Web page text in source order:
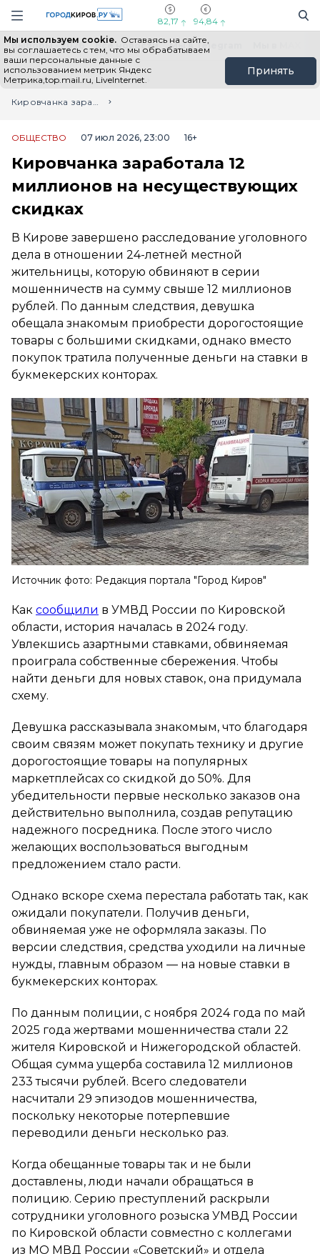
Навигация сайта
82,17 94,84
Мы используем cookie. Оставаясь на сайте,
вы соглашаетесь с тем, что мы обрабатываем
ваши персональные данные с
использованием метрик Яндекс
Метрика,top.mail.ru, LiveInternet.
Принять
Выборы - 2026 Все новости Мы в Telegram
Главная
Лента новостей
Кировчанка заработала 12 миллионов на несуществующих скидках
ОБЩЕСТВО 07 июл 2026, 23:00 16+
Кировчанка заработала 12
миллионов на несуществующих
скидках
В Кирове завершено расследование уголовного
дела в отношении 24-летней местной
жительницы, которую обвиняют в серии
мошенничеств на сумму свыше 12 миллионов
рублей. По данным следствия, девушка
обещала знакомым приобрести дорогостоящие
товары с большими скидками, однако вместо
покупок тратила полученные деньги на ставки в
букмекерских конторах.
Источник фото: Редакция портала "Город Киров"
Как сообщили в УМВД России по Кировской
области, история началась в 2024 году.
Увлекшись азартными ставками, обвиняемая
проиграла собственные сбережения. Чтобы
найти деньги для новых ставок, она придумала
схему.
Девушка рассказывала знакомым, что благодаря
своим связям может покупать технику и другие
дорогостоящие товары на популярных
маркетплейсах со скидкой до 50%. Для
убедительности первые несколько заказов она
действительно выполнила, создав репутацию
надежного посредника. После этого число
желающих воспользоваться выгодным
предложением стало расти.
Однако вскоре схема перестала работать так, как
ожидали покупатели. Получив деньги,
обвиняемая уже не оформляла заказы. По
версии следствия, средства уходили на личные
нужды, главным образом — на новые ставки в
букмекерских конторах.
По данным полиции, с ноября 2024 года по май
2025 года жертвами мошенничества стали 22
жителя Кировской и Нижегородской областей.
Общая сумма ущерба составила 12 миллионов
233 тысячи рублей. Всего следователи
насчитали 29 эпизодов мошенничества,
поскольку некоторые потерпевшие
переводили деньги несколько раз.
Когда обещанные товары так и не были
доставлены, люди начали обращаться в
полицию. Серию преступлений раскрыли
сотрудники уголовного розыска УМВД России
по Кировской области совместно с коллегами
из МО МВД России «Советский» и отдела